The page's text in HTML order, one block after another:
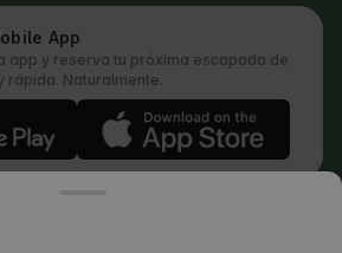
App
app y reserva tu próxima escapada de
rápida. Naturalmente.